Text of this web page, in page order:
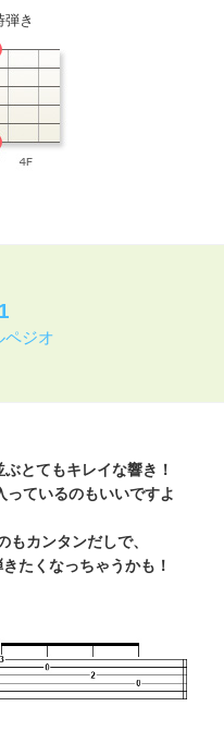
き
ペジオ
とてもキレイな響き！
ているのもいいですよ
カンタンだしで、
たくなっちゃうかも！